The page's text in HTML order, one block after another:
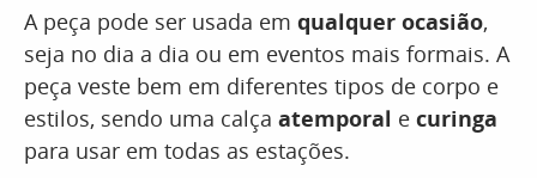
A peça pode ser usada em qualquer ocasião,
seja no dia a dia ou em eventos mais formais. A
peça veste bem em diferentes tipos de corpo e
estilos, sendo uma calça atemporal e curinga
para usar em todas as estações.